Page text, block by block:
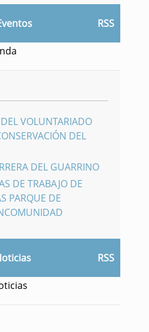
RSS
VOLUNTARIADO
DEL
DEL GUARRINO
DE TRABAJO DE
PARQUE DE
RSS